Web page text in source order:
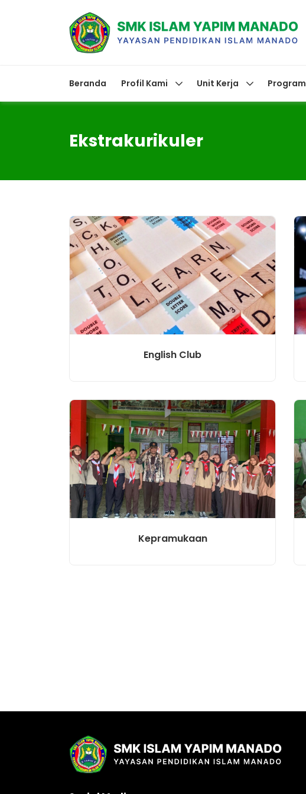
Beranda Profil Kami Unit Kerja Program
Ekstrakurikuler
English Club
Kepramukaan